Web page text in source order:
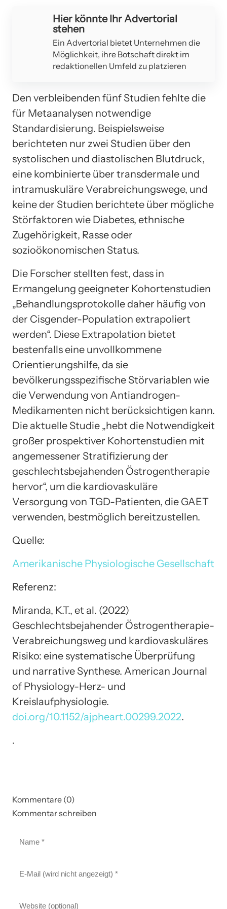
Hier könnte Ihr Advertorial
stehen
Ein Advertorial bietet Unternehmen die
Möglichkeit, ihre Botschaft direkt im
redaktionellen Umfeld zu platzieren
Den verbleibenden fünf Studien fehlte die
für Metaanalysen notwendige
Standardisierung. Beispielsweise
berichteten nur zwei Studien über den
systolischen und diastolischen Blutdruck,
eine kombinierte über transdermale und
intramuskuläre Verabreichungswege, und
keine der Studien berichtete über mögliche
Störfaktoren wie Diabetes, ethnische
Zugehörigkeit, Rasse oder
sozioökonomischen Status.
Die Forscher stellten fest, dass in
Ermangelung geeigneter Kohortenstudien
„Behandlungsprotokolle daher häufig von
der Cisgender-Population extrapoliert
werden“. Diese Extrapolation bietet
bestenfalls eine unvollkommene
Orientierungshilfe, da sie
bevölkerungsspezifische Störvariablen wie
die Verwendung von Antiandrogen-
Medikamenten nicht berücksichtigen kann.
Die aktuelle Studie „hebt die Notwendigkeit
großer prospektiver Kohortenstudien mit
angemessener Stratifizierung der
geschlechtsbejahenden Östrogentherapie
hervor“, um die kardiovaskuläre
Versorgung von TGD-Patienten, die GAET
verwenden, bestmöglich bereitzustellen.
Quelle:
Amerikanische Physiologische Gesellschaft
Referenz:
Miranda, K.T., et al. (2022)
Geschlechtsbejahender Östrogentherapie-
Verabreichungsweg und kardiovaskuläres
Risiko: eine systematische Überprüfung
und narrative Synthese. American Journal
of Physiology-Herz- und
Kreislaufphysiologie.
doi.org/10.1152/ajpheart.00299.2022.
.
Kommentare (0)
Kommentar schreiben